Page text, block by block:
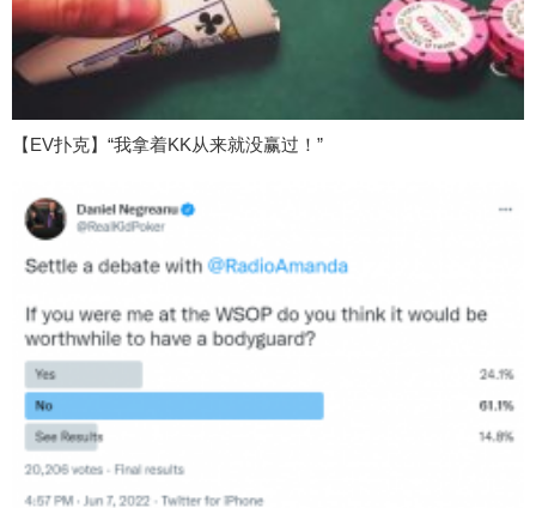
【EV扑克】“我拿着KK从来就没赢过！”